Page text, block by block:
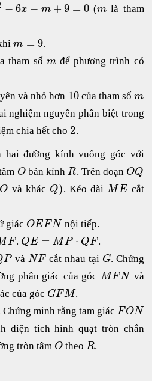
− 6x − m + 9 = 0 (m là tham
m = 9.
tham số mđể phương trình có
và nhỏ hơn 10của tham sốm
nghiệm nguyên phân biệt trong
chia hết cho 2.
hai đường kính vuông góc với
Obán kínhR. Trên đoạn OQ
O và khác Q). Kéo dàiME cắt
giác OEFNnội tiếp.
F. QE = MP ⋅ QF.
P và NF cắt nhau tại G. Chứng
phân giác của góc MFNvà
của góc GFM.
Chứng minh rằng tam giácFON
diện tích hình quạt tròn chắn
tròn tâm Otheo R.